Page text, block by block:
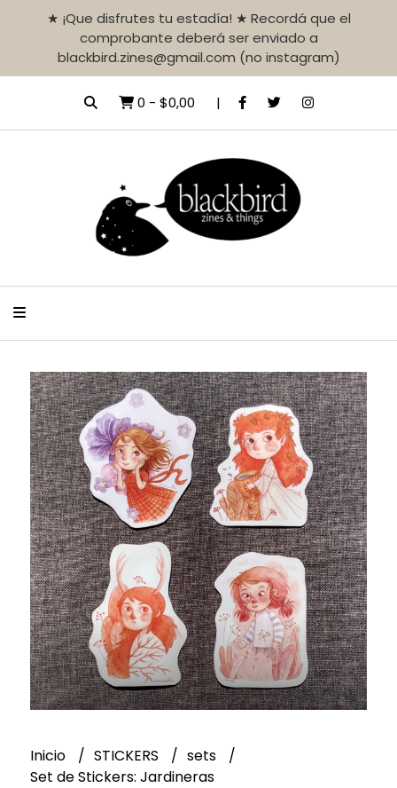
★ ¡Que disfrutes tu estadía! ★ Recordá que el
comprobante deberá ser enviado a
blackbird.zines@gmail.com (no instagram)
0 - $0,00
Inicio STICKERS
sets
Set de Stickers: Jardineras